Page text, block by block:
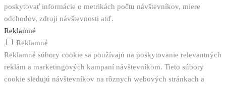
poskytovať informácie o metrikách počtu návštevníkov, miere
odchodov, zdroji návštevnosti atď.
Reklamné
Reklamné
Reklamné súbory cookie sa používajú na poskytovanie relevantných
reklám a marketingových kampaní návštevníkom. Tieto súbory
cookie sledujú návštevníkov na rôznych webových stránkach a